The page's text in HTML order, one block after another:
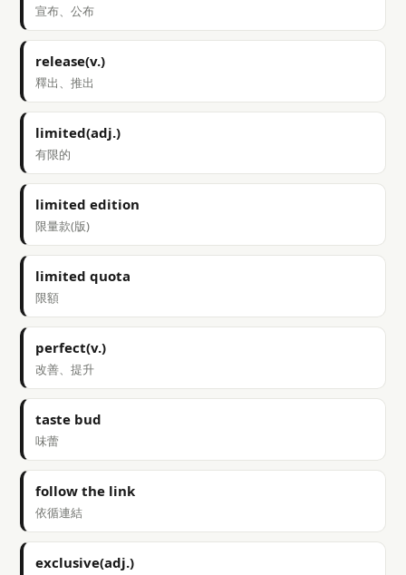
宣布、公布
release(v.)
釋出、推出
limited(adj.)
有限的
limited edition
限量款(版)
limited quota
限額
perfect(v.)
改善、提升
taste bud
味蕾
follow the link
依循連結
exclusive(adj.)